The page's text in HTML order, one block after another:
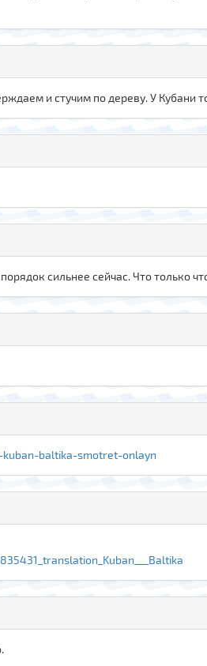
и стучим по дереву. У
сильнее сейчас. Что только
baltika-smotret-onlayn